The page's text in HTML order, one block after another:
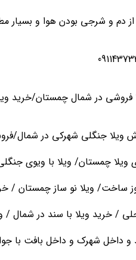
از دم و شرجی بودن هوا و
فروشی در شمال چمستان/خرید
ویلا جنگلی شهرکی در شمال/
ویلا چمستان/ ویلا با ویوی
ساخت/ ویلا نو ساز چمستان /
/ خرید ویلا با سند در شمال /
و داخل شهرک و داخل بافت با